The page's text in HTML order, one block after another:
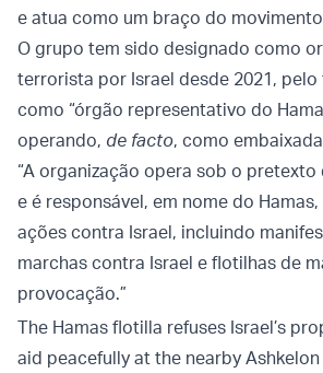
e atua como um braço do
O grupo tem sido designado como
terrorista por Israel desde 2021,
como “órgão representativo do
operando, de facto, como
“A organização opera sob o
e é responsável, em nome do
ações contra Israel, incluindo
marchas contra Israel e flotilhas de
provocação.”
The Hamas flotilla refuses Israel’s
aid peacefully at the nearby